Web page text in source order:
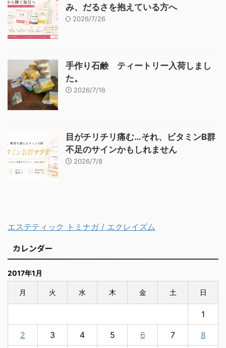
み、だるさを抱えている方へ
2026/7/26
手作り石鹸 ティートリー入荷しまし
た。
2026/7/16
目がチリチリ痛む…それ、ビタミンB群
不足のサインかもしれません
2026/7/8
エステティック トミナガ / エクレイズム
カレンダー
2017年1月
月 火 水 木 金 土 日
1
2 3 4 5 6 7 8